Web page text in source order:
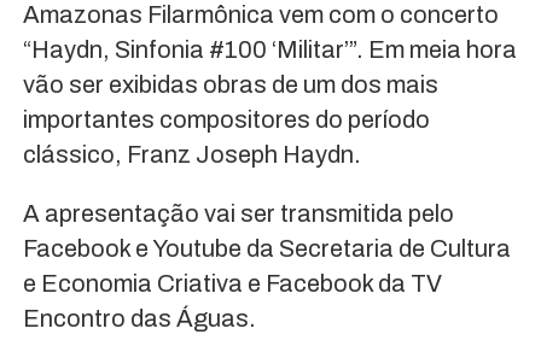
Amazonas Filarmônica vem com o concerto
“Haydn, Sinfonia #100 ‘Militar’”. Em meia hora
vão ser exibidas obras de um dos mais
importantes compositores do período
clássico, Franz Joseph Haydn.
A apresentação vai ser transmitida pelo
Facebook e Youtube da Secretaria de Cultura
e Economia Criativa e Facebook da TV
Encontro das Águas.